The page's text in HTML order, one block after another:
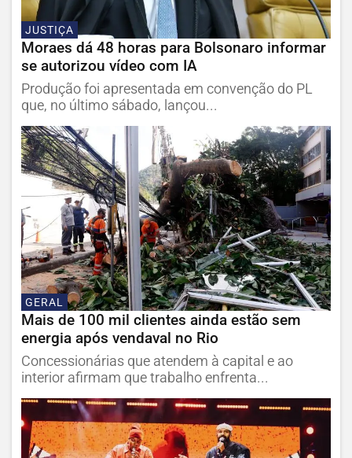
JUSTIÇA
Moraes dá 48 horas para Bolsonaro informar
se autorizou vídeo com IA
Produção foi apresentada em convenção do PL
que, no último sábado, lançou...
GERAL
Mais de 100 mil clientes ainda estão sem
energia após vendaval no Rio
Concessionárias que atendem à capital e ao
interior afirmam que trabalho enfrenta...